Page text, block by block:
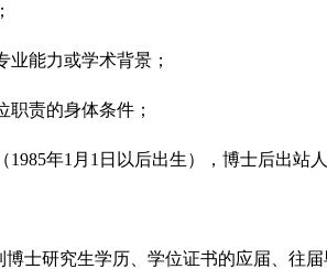
业能力或学术背景；
职责的身体条件；
年1月1日以后出生），博士后出站
士研究生学历、学位证书的应届、往届